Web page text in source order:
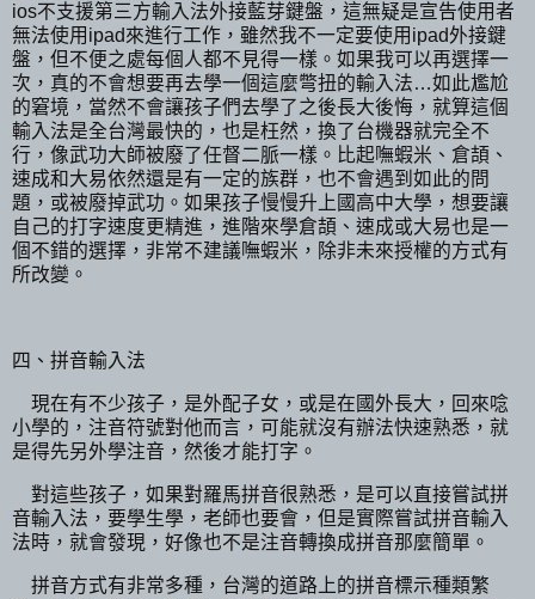
ios不支援第三方輸入法外接藍芽鍵盤，這無疑是宣告使用者
無法使用ipad來進行工作，雖然我不一定要使用ipad外接鍵
盤，但不便之處每個人都不見得一樣。如果我可以再選擇一
次，真的不會想要再去學一個這麼彆扭的輸入法…如此尷尬
的窘境，當然不會讓孩子們去學了之後長大後悔，就算這個
輸入法是全台灣最快的，也是枉然，換了台機器就完全不
行，像武功大師被廢了任督二脈一樣。比起嘸蝦米、倉頡、
速成和大易依然還是有一定的族群，也不會遇到如此的問
題，或被廢掉武功。如果孩子慢慢升上國高中大學，想要讓
自己的打字速度更精進，進階來學倉頡、速成或大易也是一
個不錯的選擇，非常不建議嘸蝦米，除非未來授權的方式有
所改變。
四、拼音輸入法
現在有不少孩子，是外配子女，或是在國外長大，回來唸
小學的，注音符號對他而言，可能就沒有辦法快速熟悉，就
是得先另外學注音，然後才能打字。
對這些孩子，如果對羅馬拼音很熟悉，是可以直接嘗試拼
音輸入法，要學生學，老師也要會，但是實際嘗試拼音輸入
法時，就會發現，好像也不是注音轉換成拼音那麼簡單。
拼音方式有非常多種，台灣的道路上的拼音標示種類繁